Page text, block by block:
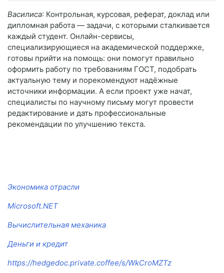
Василиса: Контрольная, курсовая, реферат, доклад или
дипломная работа — задачи, с которыми сталкивается
каждый студент. Онлайн-сервисы,
специализирующиеся на академической поддержке,
готовы прийти на помощь: они помогут правильно
оформить работу по требованиям ГОСТ, подобрать
актуальную тему и порекомендуют надёжные
источники информации. А если проект уже начат,
специалисты по научному письму могут провести
редактирование и дать профессиональные
рекомендации по улучшению текста.
Экономика отрасли
Microsoft.NET
Вычислительная механика
Деньги и кредит
https://hedgedoc.private.coffee/s/WkCroMZTz